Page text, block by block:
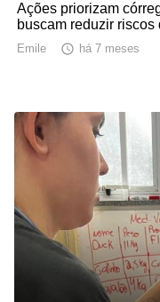
Ações priorizam
buscam reduzir riscos
Emile  há 7 meses